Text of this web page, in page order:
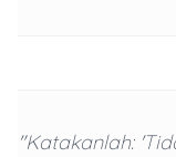
"Katakanlah: